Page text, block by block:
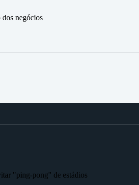
negócios
"ping-pong" de estádios